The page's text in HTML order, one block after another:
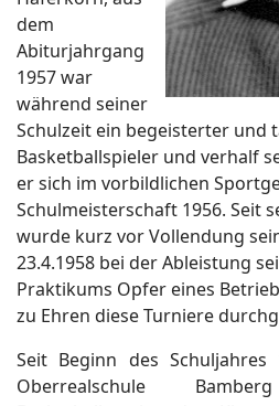
dem
Abiturjahrgang
1957 war
während seiner
Schulzeit ein begeisterter und
Basketballspieler und verhalf
er sich im vorbildlichen
Schulmeisterschaft 1956. Seit
wurde kurz vor Vollendung
23.4.1958 bei der Ableistung
Praktikums Opfer eines
zu Ehren diese Turniere
Seit Beginn des
Oberrealschule